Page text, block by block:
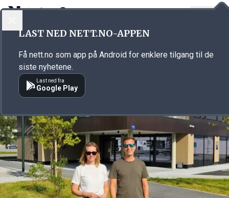
Annonsørinnhold
LAST NED NETT.NO-APPEN
Få nett.no som app på Android for enklere tilgang til de
siste nyhetene.
Last ned fra
Google Play